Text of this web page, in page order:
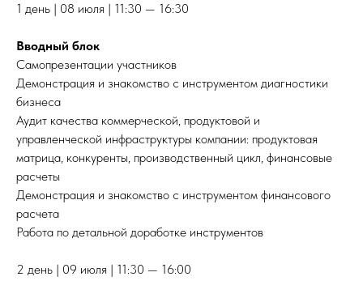
1 день | 08 июля | 11:30 — 16:30
Вводный блок
Самопрезентации участников
Демонстрация и знакомство с инструментом диагностики
бизнеса
Аудит качества коммерческой, продуктовой и
управленческой инфраструктуры компании: продуктовая
матрица, конкуренты, производственный цикл, финансовые
расчеты
Демонстрация и знакомство с инструментом финансового
расчета
Работа по детальной доработке инструментов
2 день | 09 июля | 11:30 — 16:00